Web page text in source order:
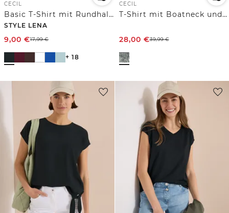
CECIL
Basic T-Shirt mit Rundhals in Unifarbe
STYLE LENA
9,00 €17,99€
+ 18
CECIL
T-Shirt mit Boatneck und Print
28,00 €39,99€